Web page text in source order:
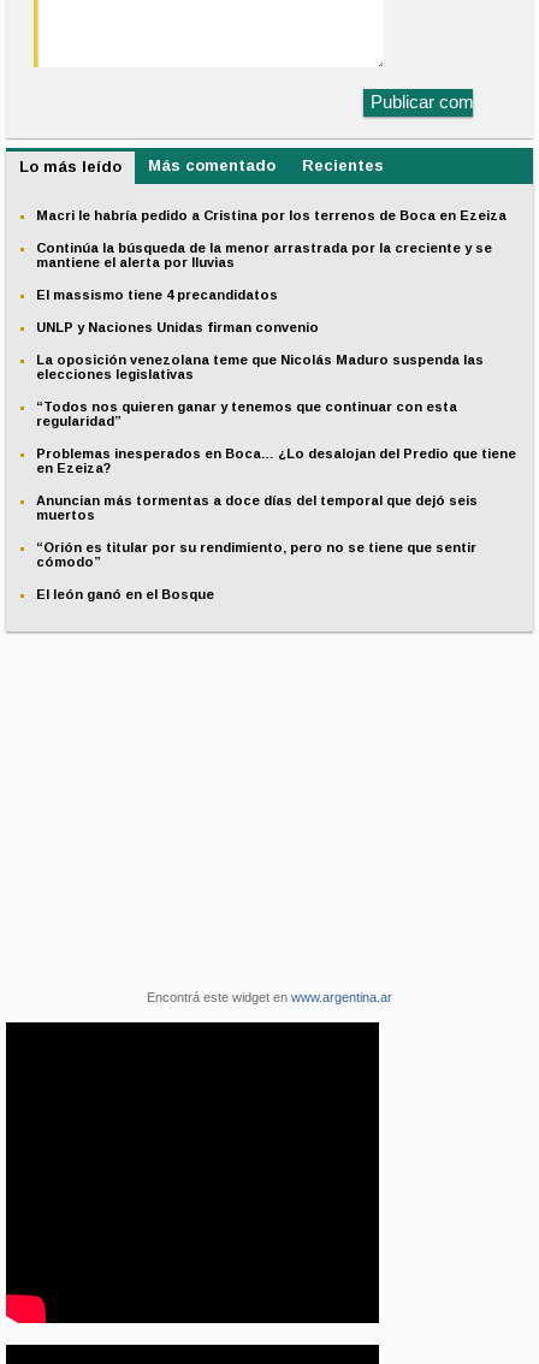
Lo más leído Más comentado Recientes
Macri le habría pedido a Cristina por los terrenos de Boca en Ezeiza
Continúa la búsqueda de la menor arrastrada por la creciente y se
mantiene el alerta por lluvias
El massismo tiene 4 precandidatos
UNLP y Naciones Unidas firman convenio
La oposición venezolana teme que Nicolás Maduro suspenda las
elecciones legislativas
“Todos nos quieren ganar y tenemos que continuar con esta
regularidad”
Problemas inesperados en Boca… ¿Lo desalojan del Predio que tiene
en Ezeiza?
Anuncian más tormentas a doce días del temporal que dejó seis
muertos
“Orión es titular por su rendimiento, pero no se tiene que sentir
cómodo”
El león ganó en el Bosque
Encontrá este widget en www.argentina.ar